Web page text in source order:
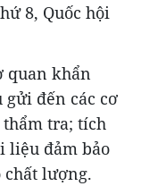
8, Quốc hội
quan khẩn
đến các cơ
thẩm tra; tích
liệu đảm bảo
chất lượng.